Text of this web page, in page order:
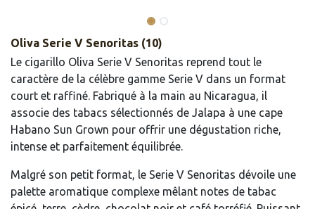
Oliva Serie V Senoritas (10)
Le cigarillo Oliva Serie V Senoritas reprend tout le
caractère de la célèbre gamme Serie V dans un format
court et raffiné. Fabriqué à la main au Nicaragua, il
associe des tabacs sélectionnés de Jalapa à une cape
Habano Sun Grown pour offrir une dégustation riche,
intense et parfaitement équilibrée.
Malgré son petit format, le Serie V Senoritas dévoile une
palette aromatique complexe mêlant notes de tabac